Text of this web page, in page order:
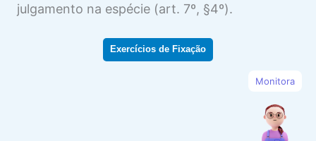
julgamento na espécie (art. 7º, §4º).
Monitora
Exercícios de Fixação